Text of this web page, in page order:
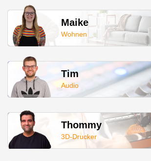
Maike
Wohnen
Tim
Audio
Thommy
3D-Drucker